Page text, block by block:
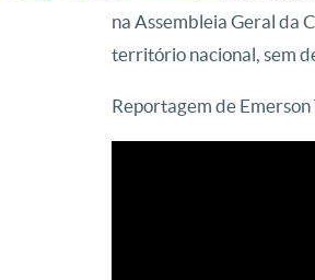
na Assembleia Geral da
território nacional, sem
Reportagem de